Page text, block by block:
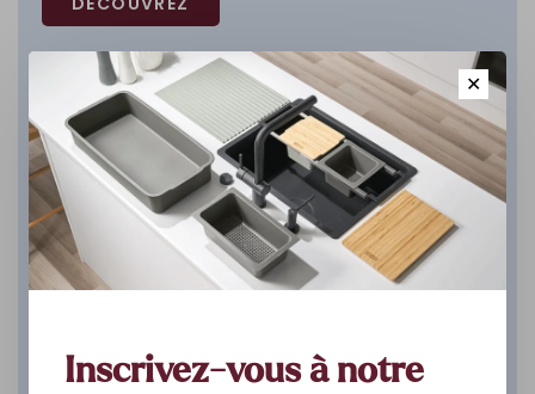
✕
Inscrivez-vous à notre